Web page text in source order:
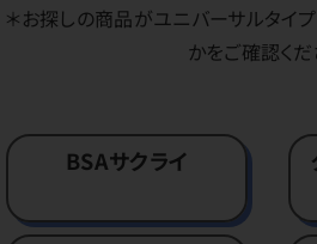
＊お探しの商品がユニバーサルタイ
かをご確認く
BSAサクライ